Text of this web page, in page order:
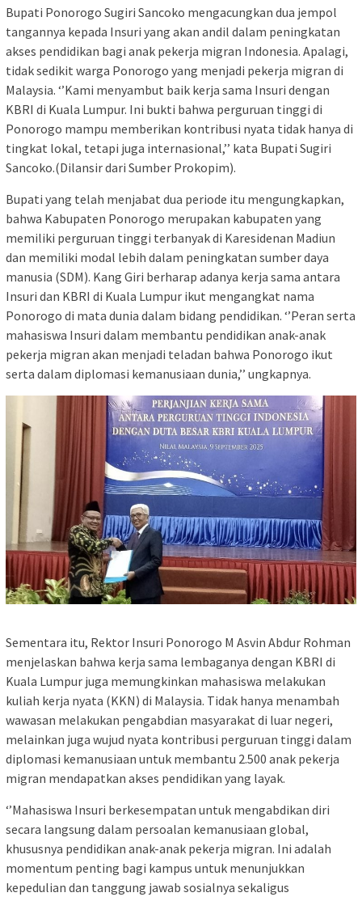
Bupati Ponorogo Sugiri Sancoko mengacungkan dua jempol
tangannya kepada Insuri yang akan andil dalam peningkatan
akses pendidikan bagi anak pekerja migran Indonesia. Apalagi,
tidak sedikit warga Ponorogo yang menjadi pekerja migran di
Malaysia. ‘’Kami menyambut baik kerja sama Insuri dengan
KBRI di Kuala Lumpur. Ini bukti bahwa perguruan tinggi di
Ponorogo mampu memberikan kontribusi nyata tidak hanya di
tingkat lokal, tetapi juga internasional,’’ kata Bupati Sugiri
Sancoko.(Dilansir dari Sumber Prokopim).
Bupati yang telah menjabat dua periode itu mengungkapkan,
bahwa Kabupaten Ponorogo merupakan kabupaten yang
memiliki perguruan tinggi terbanyak di Karesidenan Madiun
dan memiliki modal lebih dalam peningkatan sumber daya
manusia (SDM). Kang Giri berharap adanya kerja sama antara
Insuri dan KBRI di Kuala Lumpur ikut mengangkat nama
Ponorogo di mata dunia dalam bidang pendidikan. ‘’Peran serta
mahasiswa Insuri dalam membantu pendidikan anak-anak
pekerja migran akan menjadi teladan bahwa Ponorogo ikut
serta dalam diplomasi kemanusiaan dunia,’’ ungkapnya.
Sementara itu, Rektor Insuri Ponorogo M Asvin Abdur Rohman
menjelaskan bahwa kerja sama lembaganya dengan KBRI di
Kuala Lumpur juga memungkinkan mahasiswa melakukan
kuliah kerja nyata (KKN) di Malaysia. Tidak hanya menambah
wawasan melakukan pengabdian masyarakat di luar negeri,
melainkan juga wujud nyata kontribusi perguruan tinggi dalam
diplomasi kemanusiaan untuk membantu 2.500 anak pekerja
migran mendapatkan akses pendidikan yang layak.
‘’Mahasiswa Insuri berkesempatan untuk mengabdikan diri
secara langsung dalam persoalan kemanusiaan global,
khususnya pendidikan anak-anak pekerja migran. Ini adalah
momentum penting bagi kampus untuk menunjukkan
kepedulian dan tanggung jawab sosialnya sekaligus